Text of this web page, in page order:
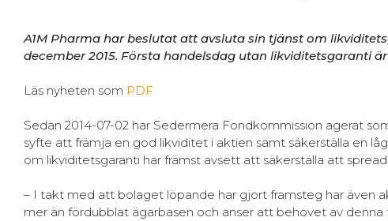
A1M Pharma har beslutat att avsluta sin tjänst om
december 2015. Första handelsdag utan likviditetsgaranti
Läs nyheten som PDF
Sedan 2014-07-02 har Sedermera Fondkommission agerat
syfte att främja en god likviditet i aktien samt säkerställa en
om likviditetsgaranti har främst avsett att säkerställa att
– I takt med att bolaget löpande har gjort framsteg har även
mer än fördubblat ägarbasen och anser att behovet av